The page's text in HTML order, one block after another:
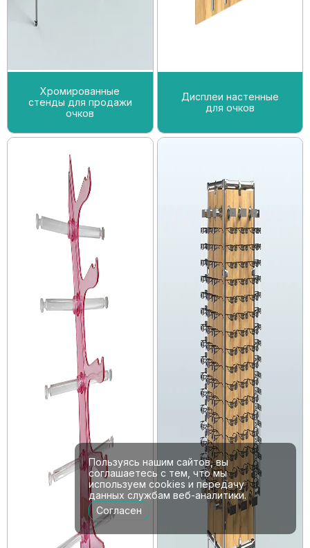
Хромированные
стенды для продажи
очков
Дисплеи настенные
для очков
Пользуясь нашим сайтов, вы
соглашаетесь с тем, что мы
используем cookies и передачу
данных службам веб-аналитики.
Согласен